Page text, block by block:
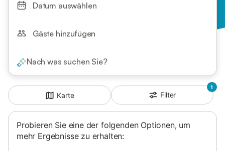
Datum auswählen
Gäste hinzufügen
Nach was suchen Sie?
Karte
1
Filter
Probieren Sie eine der folgenden Optionen, um
mehr Ergebnisse zu erhalten: